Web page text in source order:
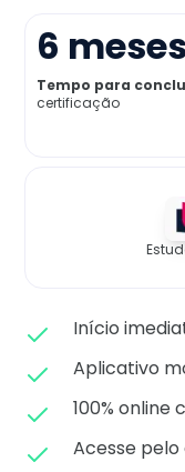
Preço
Já sou aluno
6 meses
Tempo para
certificação
Início
Aplicativo
100% online
Acesse